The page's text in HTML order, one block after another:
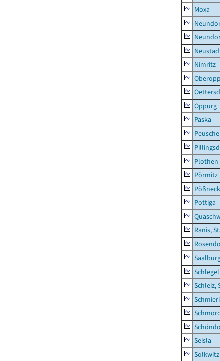
Moxa
Nimritz
Oppurg
Paska
Plothen
Pörmitz
Pottiga
Ranis,
Schlegel
Schleiz,
Seisla
Solkwitz